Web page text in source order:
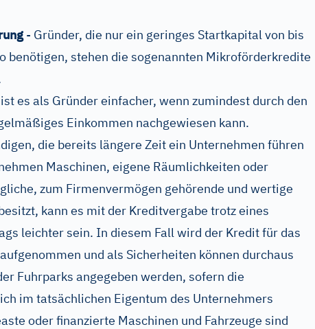
- Gründer, die nur ein geringes Startkapital von bis
benötigen, stehen die sogenannten Mikroförderkredite
es als Gründer einfacher, wenn zumindest durch den
Einkommen nachgewiesen kann.
die bereits längere Zeit ein Unternehmen führen
Maschinen, eigene Räumlichkeiten oder
zum Firmenvermögen gehörende und wertige
kann es mit der Kreditvergabe trotz eines
leichter sein. In diesem Fall wird der Kredit für das
und als Sicherheiten können durchaus
Fuhrparks angegeben werden, sofern die
im tatsächlichen Eigentum des Unternehmers
oder finanzierte Maschinen und Fahrzeuge sind